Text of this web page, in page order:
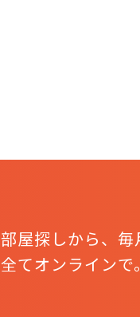
部屋探しから、毎
全てオンラインで。